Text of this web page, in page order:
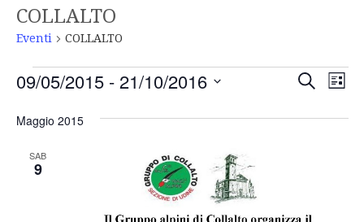
COLLALTO
Eventi COLLALTO
Cerca
Lista
09/05/2015 - 21/10/2016
la
Maggio 2015
SAB
9